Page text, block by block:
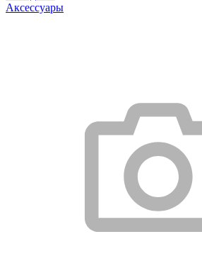
Аксессуары